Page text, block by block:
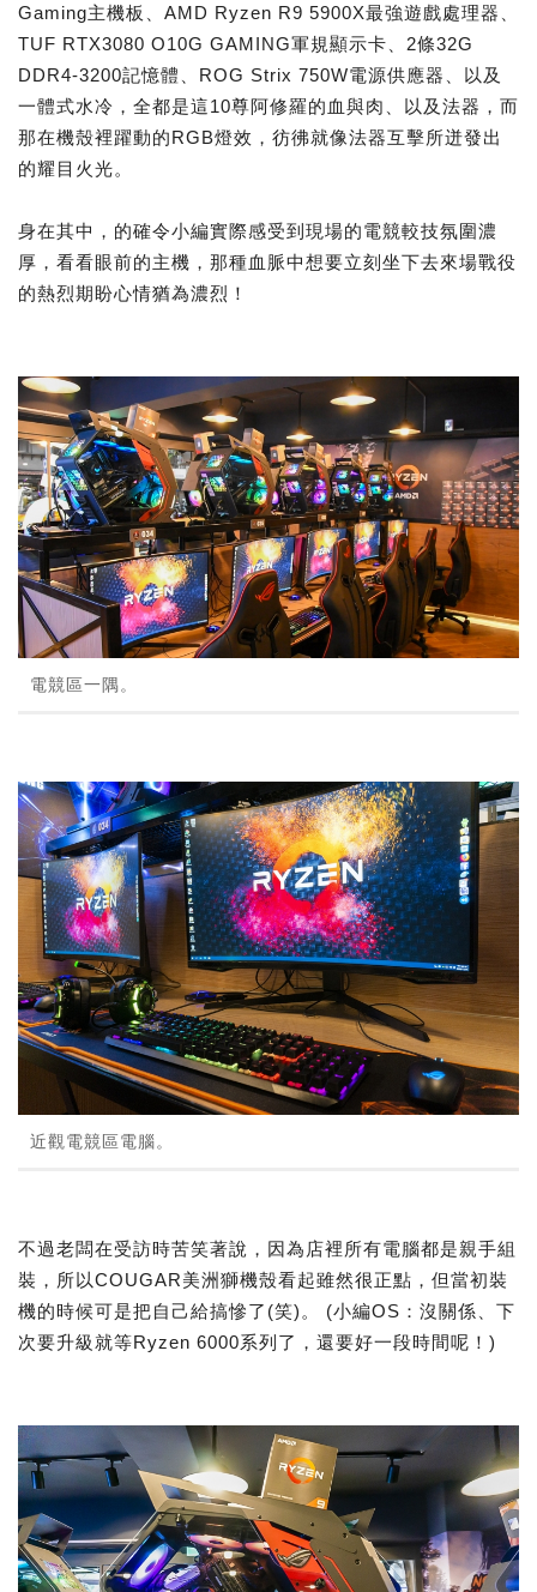
Gaming主機板、AMD Ryzen R9 5900X最強遊戲處理器、
TUF RTX3080 O10G GAMING軍規顯示卡、2條32G
DDR4-3200記憶體、ROG Strix 750W電源供應器、以及
一體式水冷，全都是這10尊阿修羅的血與肉、以及法器，而
那在機殼裡躍動的RGB燈效，彷彿就像法器互擊所迸發出
的耀目火光。
身在其中，的確令小編實際感受到現場的電競較技氛圍濃
厚，看看眼前的主機，那種血脈中想要立刻坐下去來場戰役
的熱烈期盼心情猶為濃烈！
電競區一隅。
近觀電競區電腦。
不過老闆在受訪時苦笑著說，因為店裡所有電腦都是親手組
裝，所以COUGAR美洲獅機殼看起雖然很正點，但當初裝
機的時候可是把自己給搞慘了(笑)。 (小編OS：沒關係、下
次要升級就等Ryzen 6000系列了，還要好一段時間呢！)